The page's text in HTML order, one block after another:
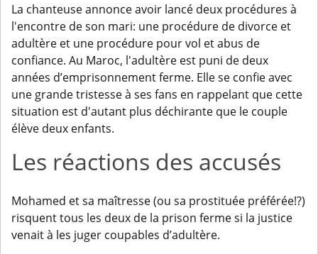
La chanteuse annonce avoir lancé deux procédures à
l'encontre de son mari: une procédure de divorce et
adultère et une procédure pour vol et abus de
confiance. Au Maroc, l'adultère est puni de deux
années d’emprisonnement ferme. Elle se confie avec
une grande tristesse à ses fans en rappelant que cette
situation est d'autant plus déchirante que le couple
élève deux enfants.
Les réactions des accusés
Mohamed et sa maîtresse (ou sa prostituée préférée!?)
risquent tous les deux de la prison ferme si la justice
venait à les juger coupables d’adultère.